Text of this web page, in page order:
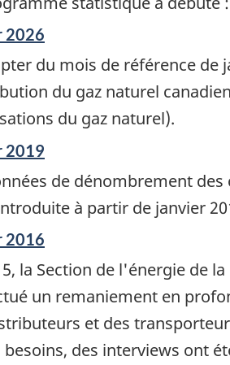
2026
du mois de référence de
du gaz naturel
du gaz naturel).
2019
de dénombrement
à partir de janvier
2016
la Section de l'énergie de
un remaniement en
et des
besoins, des interviews ont